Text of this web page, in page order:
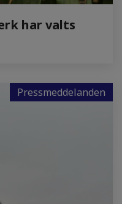
har valts
Pressmeddelanden